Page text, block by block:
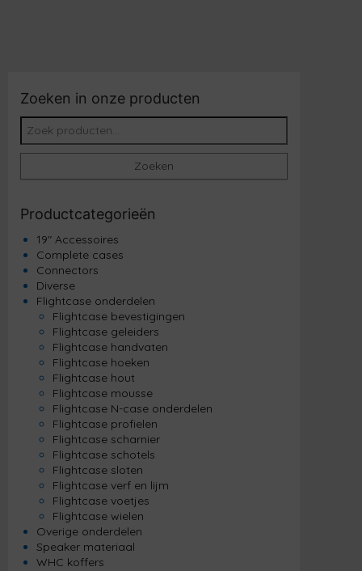
Zoeken in onze producten
Zoeken naar:
Zoeken
Productcategorieën
19" Accessoires
Complete cases
Connectors
Diverse
Flightcase onderdelen
Flightcase bevestigingen
Flightcase geleiders
Flightcase handvaten
Flightcase hoeken
Flightcase hout
Flightcase mousse
Flightcase N-case onderdelen
Flightcase profielen
Flightcase scharnier
Flightcase schotels
Flightcase sloten
Flightcase verf en lijm
Flightcase voetjes
Flightcase wielen
Overige onderdelen
Speaker materiaal
WHC koffers